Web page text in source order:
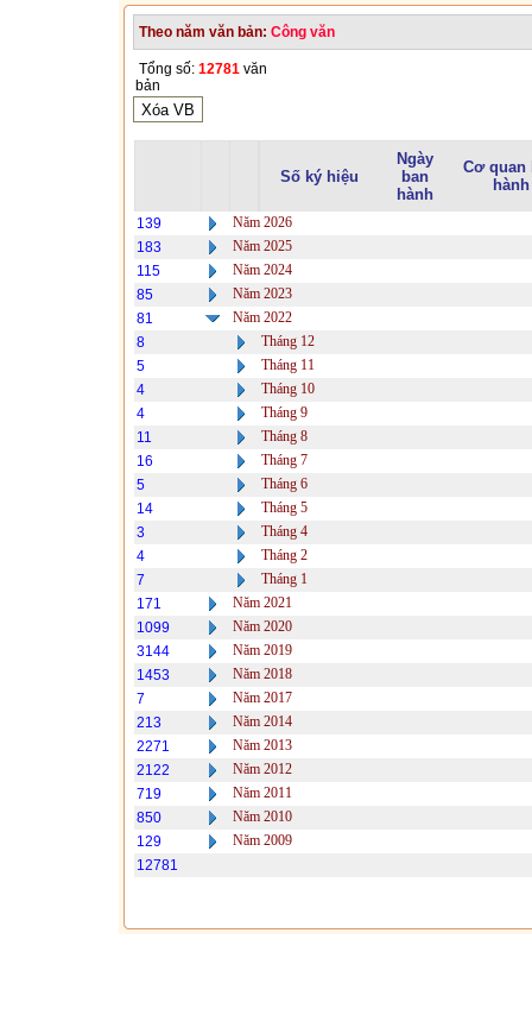
Theo năm văn bản: Công văn
Tổng số: 12781 văn
bản
Số ký hiệu
Ngày
ban
hành
Cơ quan
hành
139
Năm 2026
183
Năm 2025
115
Năm 2024
85
Năm 2023
81
Năm 2022
8
Tháng 12
5
Tháng 11
4
Tháng 10
4
Tháng 9
11
Tháng 8
16
Tháng 7
5
Tháng 6
14
Tháng 5
3
Tháng 4
4
Tháng 2
7
Tháng 1
171
Năm 2021
1099
Năm 2020
3144
Năm 2019
1453
Năm 2018
7
Năm 2017
213
Năm 2014
2271
Năm 2013
2122
Năm 2012
719
Năm 2011
850
Năm 2010
129
Năm 2009
12781